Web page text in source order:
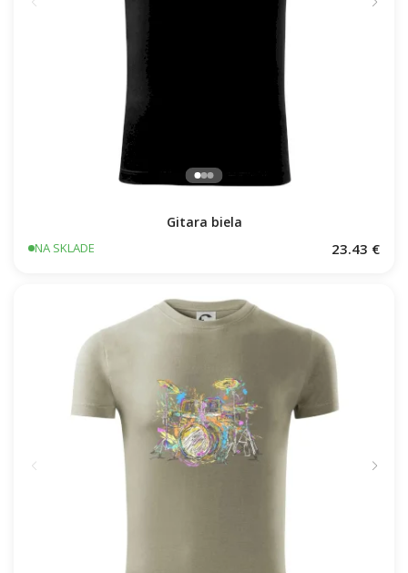
Gitara biela
NA SKLADE 23.43 €